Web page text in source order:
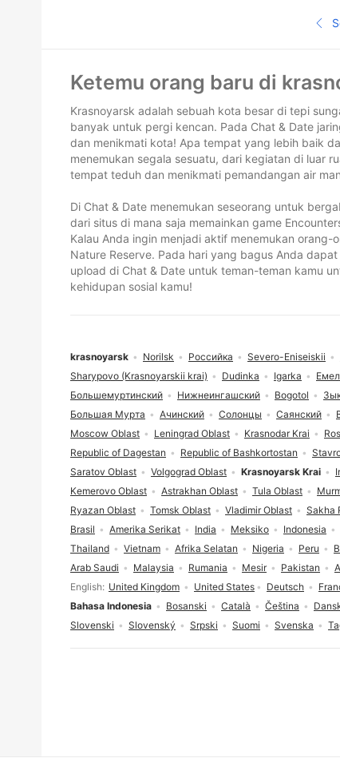
Ketemu orang baru di
Krasnoyarsk adalah sebuah kota besar di tepi
banyak untuk pergi kencan. Pada Chat & Date
dan menikmati kota! Apa tempat yang lebih baik
menemukan segala sesuatu, dari kegiatan di luar
tempat teduh dan menikmati pemandangan air
Di Chat & Date menemukan seseorang untuk
dari situs di mana saja memainkan game
Kalau Anda ingin menjadi aktif menemukan
Nature Reserve. Pada hari yang bagus Anda
upload di Chat & Date untuk teman-teman kamu
kehidupan sosial kamu!
Pilihan bahasa
English United Kingdom United States Deutsch
Bahasa Indonesia
Bosanski Català Čeština
Slovenski
Slovenský Srpski Suomi Svenska
Brasil Amerika Serikat India Meksiko Indonesia
Thailand
Vietnam Afrika Selatan Nigeria Peru
Arab Saudi
Malaysia Rumania Mesir Pakistan
Moscow Oblast Leningrad Oblast Krasnodar Krai
Republic of Dagestan
Republic of Bashkortostan
Saratov Oblast
Volgograd Oblast Krasnoyarsk Krai
Kemerovo Oblast
Astrakhan Oblast Tula Oblast
Ryazan Oblast
Tomsk Oblast Vladimir Oblast Sakha
krasnoyarsk Norilsk Российка Severo-Eniseiskii
Sharypovo (Krasnoyarskii krai)
Dudinka Igarka
Большемуртинский
Нижнеингашский Bogotol
Большая Мурта
Ачинский Солонцы Саянский